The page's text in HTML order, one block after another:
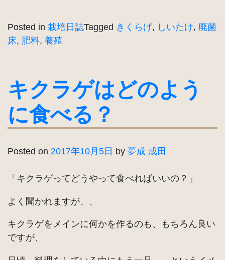
Posted in 栽培日誌Tagged きくらげ, しいたけ, 廃菌
床, 肥料, 養殖
キクラゲはどのよう
に食べる？
Posted on 2017年10月5日 by 夢成 成田
「キクラゲってどうやって食べればいいの？」
よく聞かれますが、、
キクラゲをメインに何かを作るのも、もちろん良い
ですが、